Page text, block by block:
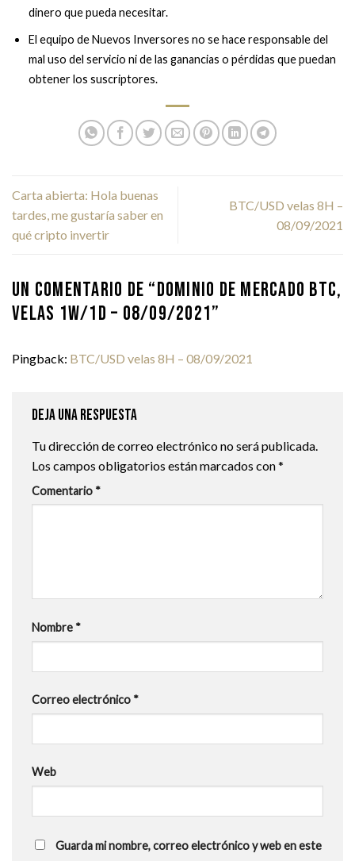
dinero que pueda necesitar.
El equipo de Nuevos Inversores no se hace responsable del
mal uso del servicio ni de las ganancias o pérdidas que puedan
obtener los suscriptores.
Carta abierta: Hola buenas
tardes, me gustaría saber en
qué cripto invertir
BTC/USD velas 8H –
08/09/2021
UN COMENTARIO DE “DOMINIO DE MERCADO BTC,
VELAS 1W/1D – 08/09/2021”
Pingback: BTC/USD velas 8H – 08/09/2021
Deja una respuesta
Tu dirección de correo electrónico no será publicada.
Los campos obligatorios están marcados con*
Comentario *
Nombre *
Correo electrónico *
Web
Guarda mi nombre, correo electrónico y web en este